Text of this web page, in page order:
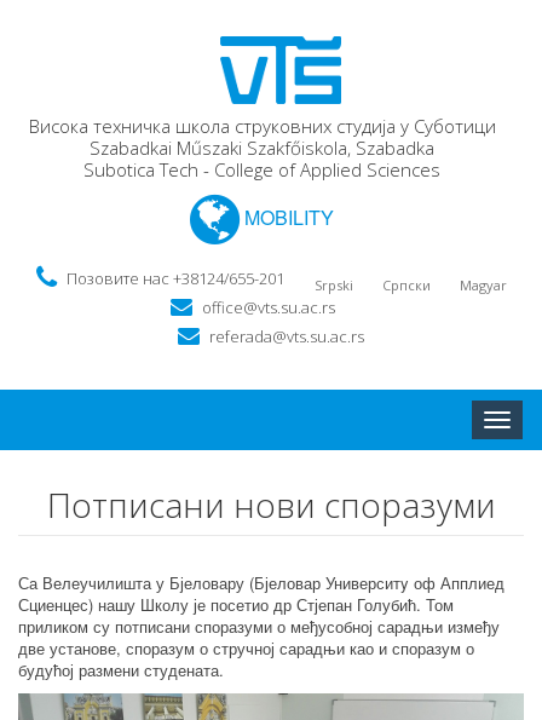
Висока техничка школа струковних студија у Суботици
Szabadkai Műszaki Szakfőiskola, Szabadka
Subotica Tech - College of Applied Sciences
MOBILITY
Srpski Српски Magyar
Позовите нас +38124/655-201
office@vts.su.ac.rs
referada@vts.su.ac.rs
Toggle
Потписани нови споразуми
Са Велеучилишта у Бјеловару (Бјеловар Университy оф Апплиед
Сциенцес) нашу Школу је посетио др Стјепан Голубић. Том
приликом су потписани споразуми о међусобној сарадњи између
две установе, споразум о стручној сарадњи као и споразум о
будућој размени студената.